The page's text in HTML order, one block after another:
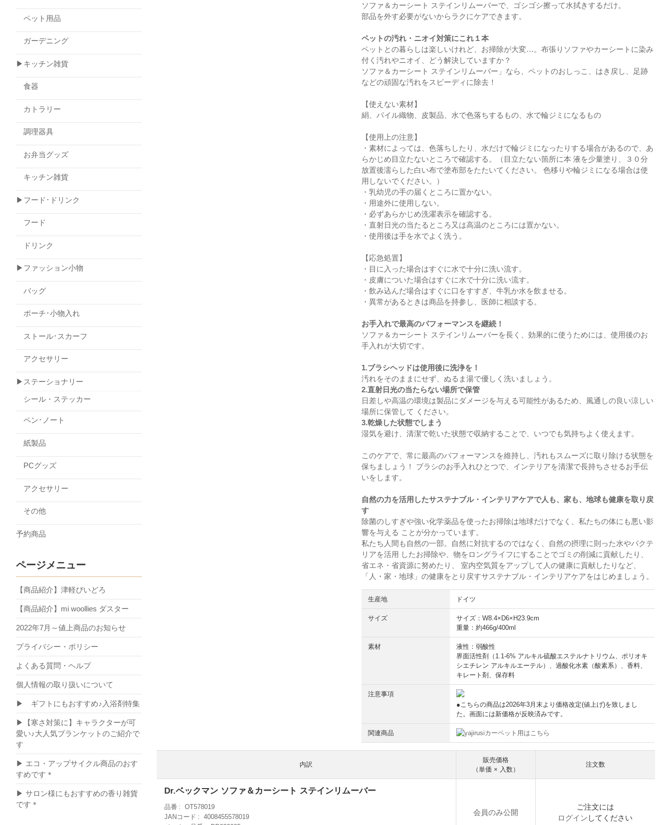
ソファ＆カーシート ステインリムーバーで、ゴシゴシ擦って水拭きするだけ。
部品を外す必要がないからラクにケアできます。
ペットの汚れ・ニオイ対策にこれ１本
ペットとの暮らしは楽しいけれど、お掃除が大変…。布張りソファやカーシートに染み
付く汚れやニオイ、どう解決していますか？
ソファ＆カーシート ステインリムーバー」なら、ペットのおしっこ、はき戻し、足跡
などの頑固な汚れをスピーディに除去！
【使えない素材】
絹、パイル織物、皮製品、水で色落ちするもの、水で輪ジミになるもの
【使用上の注意】
・素材によっては、色落ちしたり、水だけで輪ジミになったりする場合があるので、あ
らかじめ目立たないところで確認する。（目立たない箇所に本 液を少量塗り、３０分
放置後濡らした白い布で塗布部をたたいてください。 色移りや輪ジミになる場合は使
用しないでください。）
・乳幼児の手の届くところに置かない。
・用途外に使用しない。
・必ずあらかじめ洗濯表示を確認する。
・直射日光の当たるところ又は高温のところには置かない。
・使用後は手を水でよく洗う。
【応急処置】
・目に入った場合はすぐに水で十分に洗い流す。
・皮膚についた場合はすぐに水で十分に洗い流す。
・飲み込んだ場合はすぐに口をすすぎ、牛乳か水を飲ませる。
・異常があるときは商品を持参し、医師に相談する。
お手入れで最高のパフォーマンスを継続！
ソファ＆カーシート ステインリムーバーを長く、効果的に使うためには、使用後のお
手入れが大切です。
1.ブラシヘッドは使用後に洗浄を！
汚れをそのままにせず、ぬるま湯で優しく洗いましょう。
2.直射日光の当たらない場所で保管
日差しや高温の環境は製品にダメージを与える可能性があるため、風通しの良い涼しい
場所に保管して ください。
3.乾燥した状態でしまう
湿気を避け、清潔で乾いた状態で収納することで、いつでも気持ちよく使えます。
このケアで、常に最高のパフォーマンスを維持し、汚れもスムーズに取り除ける状態を
保ちましょう！ ブラシのお手入れひとつで、インテリアを清潔で長持ちさせるお手伝
いをします。
自然の力を活用したサステナブル・インテリアケアで人も、家も、地球も健康を取り戻
す
除菌のしすぎや強い化学薬品を使ったお掃除は地球だけでなく、私たちの体にも悪い影
響を与える ことが分かっています。
私たち人間も自然の一部。自然に対抗するのではなく、自然の摂理に則った水やバクテ
リアを活用 したお掃除や、物をロングライフにすることでゴミの削減に貢献したり、
省エネ・省資源に努めたり、 室内空気質をアップして人の健康に貢献したりなど、
「人・家・地球」の健康をとり戻すサステナブル・インテリアケアをはじめましょう。
生産地 ドイツ
サイズ
サイズ：W8.4×D6×H23.9cm
重量：約466g/400ml
素材
液性：弱酸性
界面活性剤（1.1-6% アルキル硫酸エステルナトリウム、ポリオキ
シエチレン アルキルエーテル）、過酸化水素（酸素系）、香料、
キレート剤、保存料
注意事項
●こちらの商品は2026年3月末より価格改定(値上げ)を致しまし
た。画面には新価格が反映済みです。
関連商品 カーペット用はこちら
内訳
販売価格
（単価 × 入数）
注文数
Dr.ベックマン ソファ＆カーシート ステインリムーバー
品番
OT578019
JANコード
4008455578019
会員のみ公開
ご注文には
ログイン してください
ペット用品
ガーデニング
▶キッチン雑貨
食器
カトラリー
調理器具
お弁当グッズ
キッチン雑貨
▶フード･ドリンク
フード
ドリンク
▶ファッション小物
バッグ
ポーチ･小物入れ
ストール･スカーフ
アクセサリー
▶ステーショナリー
シール・ステッカー
ペン･ノート
紙製品
PCグッズ
アクセサリー
その他
予約商品
ページメニュー
【商品紹介】津軽びいどろ
【商品紹介】mi woollies ダスター
2022年7月～値上商品のお知らせ
プライバシー・ポリシー
よくある質問・ヘルプ
個人情報の取り扱いについて
▶ ギフトにもおすすめ♪入浴剤特集
▶【寒さ対策に】キャラクターが可
愛い♪大人気ブランケットのご紹介で
す
▶ エコ・アップサイクル商品のおす
すめです＊
▶ サロン様にもおすすめの香り雑貨
です＊